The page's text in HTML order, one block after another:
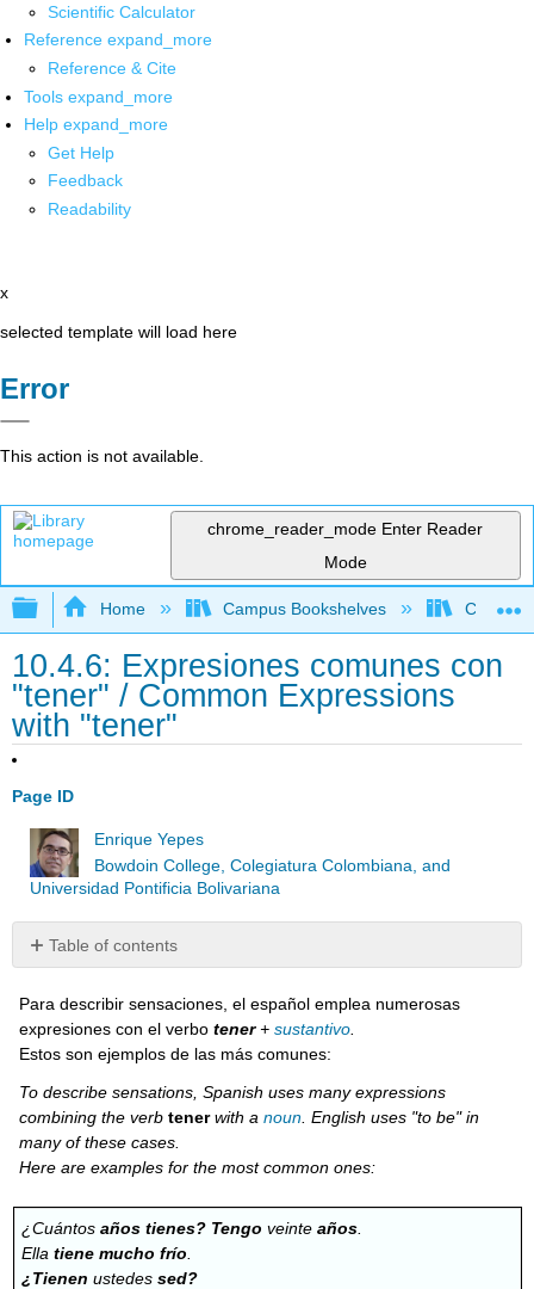
Scientific Calculator
Reference expand_more
Reference & Cite
Tools expand_more
Help expand_more
Get Help
Feedback
Readability
x
selected template will load here
Error
This action is not available.
chrome_reader_mode Enter Reader
Mode
Expand/collapse global hierarchy
Home Campus Bookshelves Cañada
10.4.6: Expresiones comunes con
"tener" / Common Expressions
with "tener"
Page ID
Enrique Yepes
Bowdoin College, Colegiatura Colombiana, and
Universidad Pontificia Bolivariana
Table of contents
practicar!
Práctica
22
Práctica
interactiva
Más
información
expresiones
Para describir sensaciones, el español emplea numerosas
expresiones con el verbotener +sustantivo
Estos son ejemplos de las más comunes:
To describe sensations, Spanish uses many expressions
combining the verbtenerwith anoun. English uses "to be" in
many of these cases.
Here are examples for the most common ones:
¿Cuántos años tienes? Tengoveinte años
Ella tiene mucho frío
¿Tienenustedes sed?